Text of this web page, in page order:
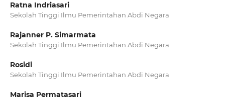
Ratna Indriasari
Sekolah Tinggi Ilmu Pemerintahan Abdi Negara
Rajanner P. Simarmata
Sekolah Tinggi Ilmu Pemerintahan Abdi Negara
Rosidi
Sekolah Tinggi Ilmu Pemerintahan Abdi Negara
Marisa Permatasari